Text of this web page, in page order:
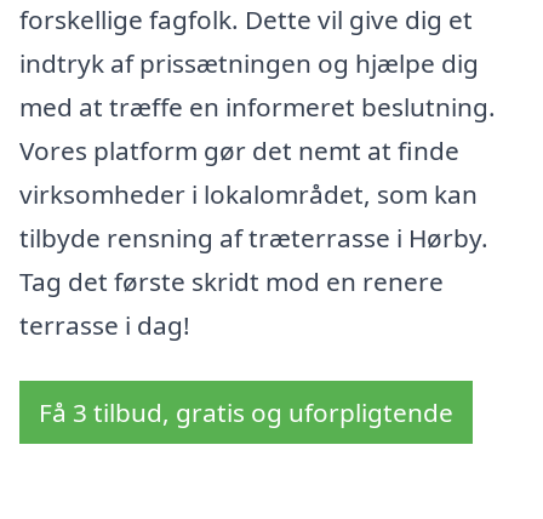
forskellige fagfolk. Dette vil give dig et
indtryk af prissætningen og hjælpe dig
med at træffe en informeret beslutning.
Vores platform gør det nemt at finde
virksomheder i lokalområdet, som kan
tilbyde rensning af træterrasse i Hørby.
Tag det første skridt mod en renere
terrasse i dag!
Få 3 tilbud, gratis og uforpligtende